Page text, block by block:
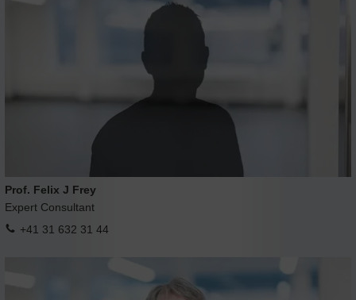
Prof. Felix J Frey
Expert Consultant
+41 31 632 31 44